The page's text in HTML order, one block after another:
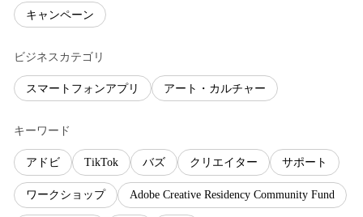
キャンペーン
ビジネスカテゴリ
スマートフォンアプリ アート・カルチャー
キーワード
アドビ TikTok バズ クリエイター サポート
ワークショップ Adobe Creative Residency Community Fund